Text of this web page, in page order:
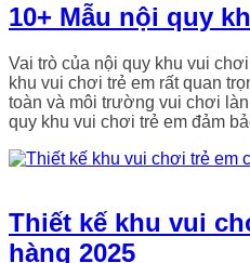
10+ Mẫu nội quy
Vai trò của nội quy khu vui
khu vui chơi trẻ em rất quan
toàn và môi trường vui chơi
quy khu vui chơi trẻ em đảm
Thiết kế khu vui
hàng 2025